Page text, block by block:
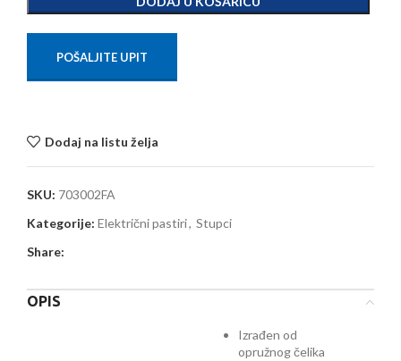
POŠALJITE UPIT
Dodaj na listu želja
SKU: 703002FA
Kategorije: Električni pastiri, Stupci
Share:
OPIS
Izrađen od
opružnog čelika